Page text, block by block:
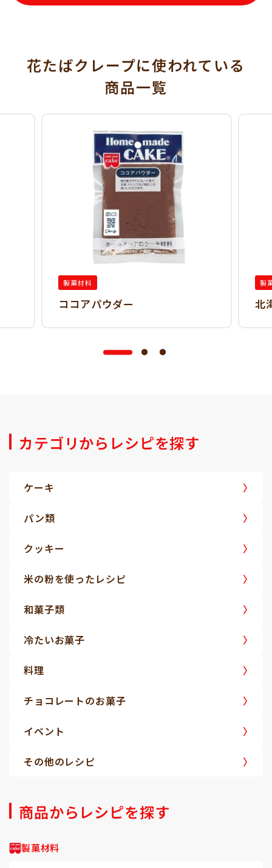
花たばクレープに使われている
商品一覧
製菓材料
ココアパウダー
製
北
カテゴリからレシピを探す
ケーキ
パン類
クッキー
米の粉を使ったレシピ
和菓子類
冷たいお菓子
料理
チョコレートのお菓子
イベント
その他のレシピ
商品からレシピを探す
製菓材料